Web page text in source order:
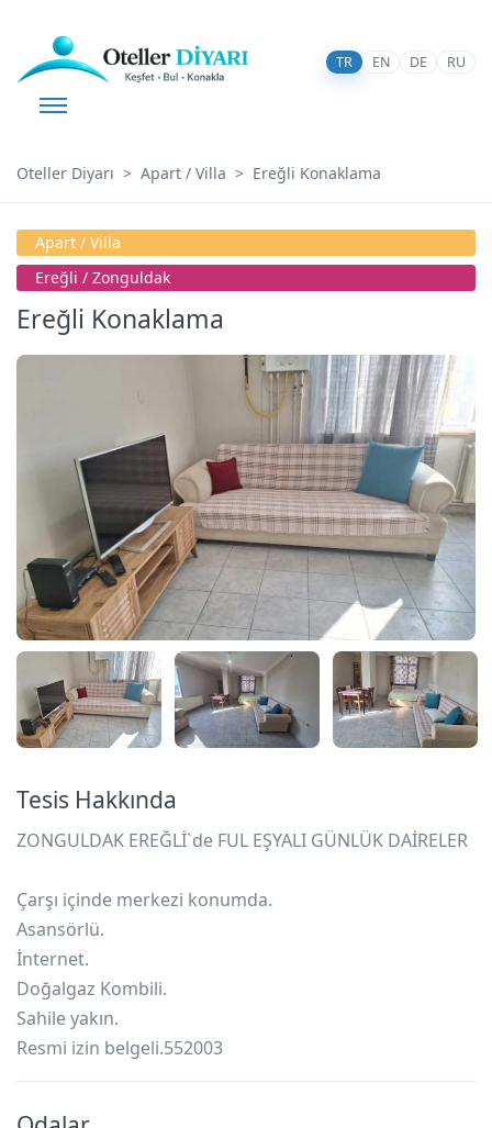
TR EN DE RU
Oteller Diyarı Apart / Villa Ereğli Konaklama
Apart / Villa
Ereğli / Zonguldak
Ereğli Konaklama
Tesis Hakkında
ZONGULDAK EREĞLİ`de FUL EŞYALI GÜNLÜK DAİRELER
Çarşı içinde merkezi konumda.
Asansörlü.
İnternet.
Doğalgaz Kombili.
Sahile yakın.
Resmi izin belgeli.552003